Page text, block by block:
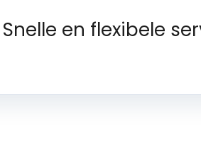
Snelle en flexibele